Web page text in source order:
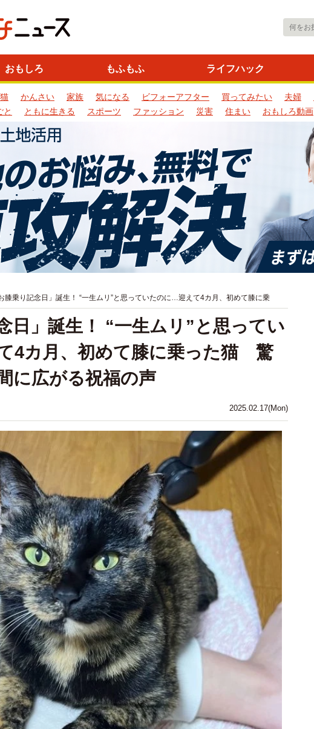
おもしろ もふもふ ライフハック
かんさい 家族 気になる ビフォーアフター 買ってみたい 夫婦
と ともに生きる スポーツ ファッション 災害 住まい おもしろ動画
お膝乗り記念日」誕生！ “一生ムリ”と思っていたのに…迎えて4カ月、初めて膝に乗
2025.02.17(Mon)
日」誕生！ “一生ムリ”と思ってい
4カ月、初めて膝に乗った猫 驚
に広がる祝福の声